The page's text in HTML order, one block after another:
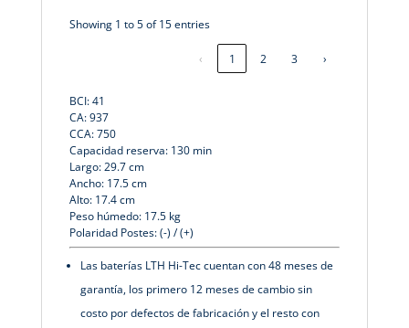
Showing 1 to 5 of 15 entries
‹ 1 2 3 ›
BCI: 41
CA: 937
CCA: 750
Capacidad reserva: 130 min
Largo: 29.7 cm
Ancho: 17.5 cm
Alto: 17.4 cm
Peso húmedo: 17.5 kg
Polaridad Postes: (-) / (+)
Las baterías LTH Hi-Tec cuentan con 48 meses de
garantía, los primero 12 meses de cambio sin
costo por defectos de fabricación y el resto con